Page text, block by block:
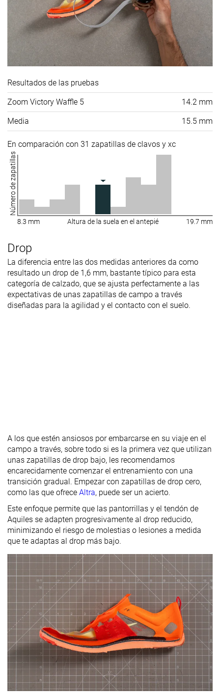
Resultados de las pruebas
Zoom Victory Waffle 5 14.2 mm
Media 15.5 mm
En comparación con 31 zapatillas de clavos y xc
Número de zapatillas
8.3 mm Altura de la suela en el antepié 19.7 mm
Drop
La diferencia entre las dos medidas anteriores da como
resultado un drop de 1,6 mm, bastante típico para esta
categoría de calzado, que se ajusta perfectamente a las
expectativas de unas zapatillas de campo a través
diseñadas para la agilidad y el contacto con el suelo.
A los que estén ansiosos por embarcarse en su viaje en el
campo a través, sobre todo si es la primera vez que utilizan
unas zapatillas de drop bajo, les recomendamos
encarecidamente comenzar el entrenamiento con una
transición gradual. Empezar con zapatillas de drop cero,
como las que ofrece Altra, puede ser un acierto.
Este enfoque permite que las pantorrillas y el tendón de
Aquiles se adapten progresivamente al drop reducido,
minimizando el riesgo de molestias o lesiones a medida
que te adaptas al drop más bajo.